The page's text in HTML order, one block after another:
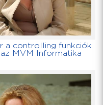
a controlling funkciók
MVM Informatika